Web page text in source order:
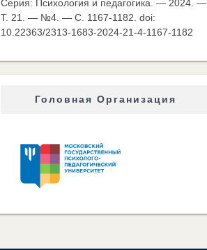
Серия: Психология и педагогика. — 2024. —
Т. 21. — №4. — C. 1167-1182. doi:
10.22363/2313-1683-2024-21-4-1167-1182
Головная Организация